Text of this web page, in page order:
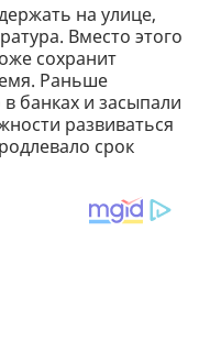
на улице,
Вместо этого
сохранит
Раньше
банках и засыпали
развиваться
срок